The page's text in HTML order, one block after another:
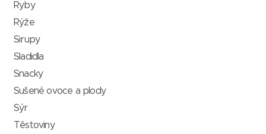
Ryby
Rýže
Sirupy
Sladidla
Snacky
Sušené ovoce a plody
Sýr
Těstoviny